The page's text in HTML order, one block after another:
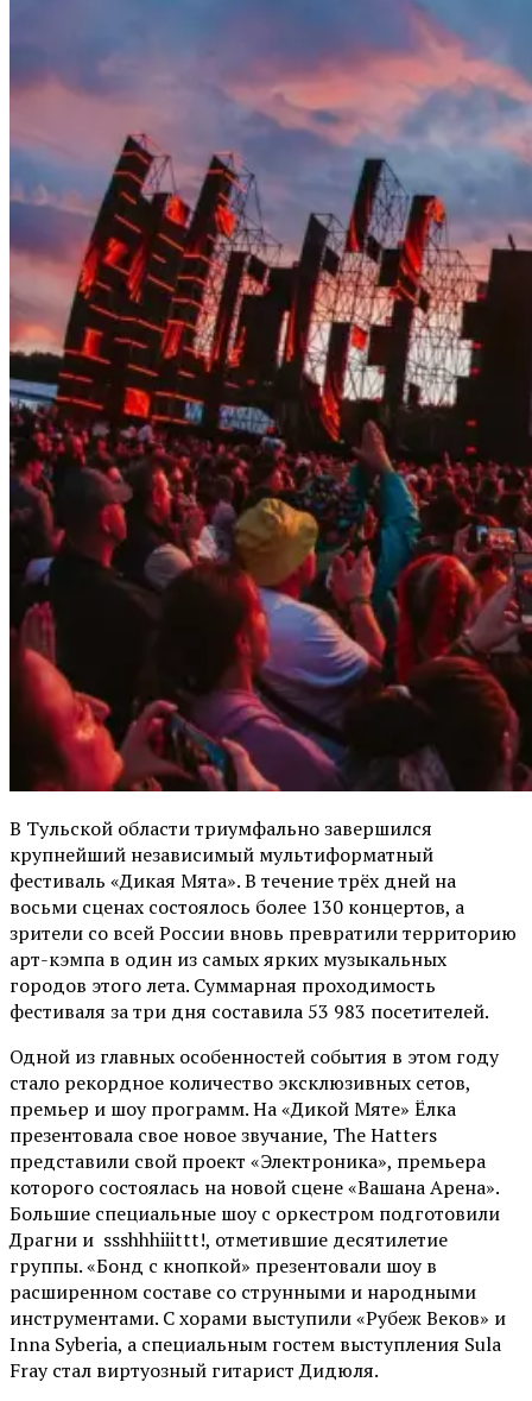
В Тульской области триумфально завершился
крупнейший независимый мультиформатный
фестиваль «Дикая Мята». В течение трёх дней на
восьми сценах состоялось более 130 концертов, а
зрители со всей России вновь превратили территорию
арт-кэмпа в один из самых ярких музыкальных
городов этого лета. Суммарная проходимость
фестиваля за три дня составила 53 983 посетителей.
Одной из главных особенностей события в этом году
стало рекордное количество эксклюзивных сетов,
премьер и шоу программ. На «Дикой Мяте» Ёлка
презентовала свое новое звучание, The Hatters
представили свой проект «Электроника», премьера
которого состоялась на новой сцене «Вашана Арена».
Большие специальные шоу с оркестром подготовили
Драгни и ssshhhiiittt!, отметившие десятилетие
группы. «Бонд с кнопкой» презентовали шоу в
расширенном составе со струнными и народными
инструментами. С хорами выступили «Рубеж Веков» и
Inna Syberia, а специальным гостем выступления Sula
Fray стал виртуозный гитарист Дидюля.